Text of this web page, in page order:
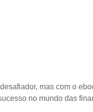
mas com o
no mundo das